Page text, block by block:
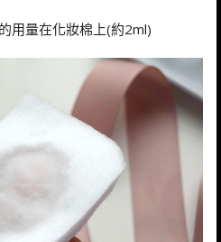
用量在化妝棉上(約2ml)